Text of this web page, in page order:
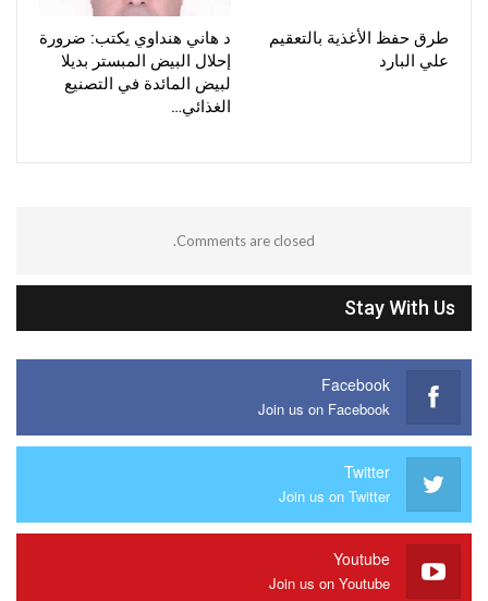
طرق حفظ الأغذية بالتعقيم
علي البارد
د هاني هنداوي يكتب: ضرورة
إحلال البيض المبستر بديلا
لبيض المائدة في التصنيع
الغذائي…
Comments are closed.
Stay With Us
Facebook
Join us on Facebook
Twitter
Join us on Twitter
Youtube
Join us on Youtube